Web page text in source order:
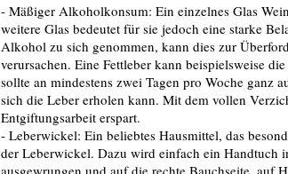
- Mäßiger Alkoholkonsum: Ein einzelnes Glas
weitere Glas bedeutet für sie jedoch eine starke
Alkohol zu sich genommen, kann dies zur
verursachen. Eine Fettleber kann beispielsweise
sollte an mindestens zwei Tagen pro Woche ganz
sich die Leber erholen kann. Mit dem vollen
Entgiftungsarbeit erspart.
- Leberwickel: Ein beliebtes Hausmittel, das
der Leberwickel. Dazu wird einfach ein Handtuch
ausgewrungen und auf die rechte Bauchseite, auf